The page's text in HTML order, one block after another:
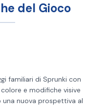
del Gioco
familiari di Sprunki con
e modifiche visive
nuova prospettiva al